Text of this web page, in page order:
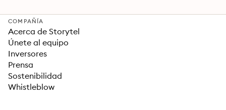
COMPAÑÍA
Acerca de Storytel
Únete al equipo
Inversores
Prensa
Sostenibilidad
Whistleblow